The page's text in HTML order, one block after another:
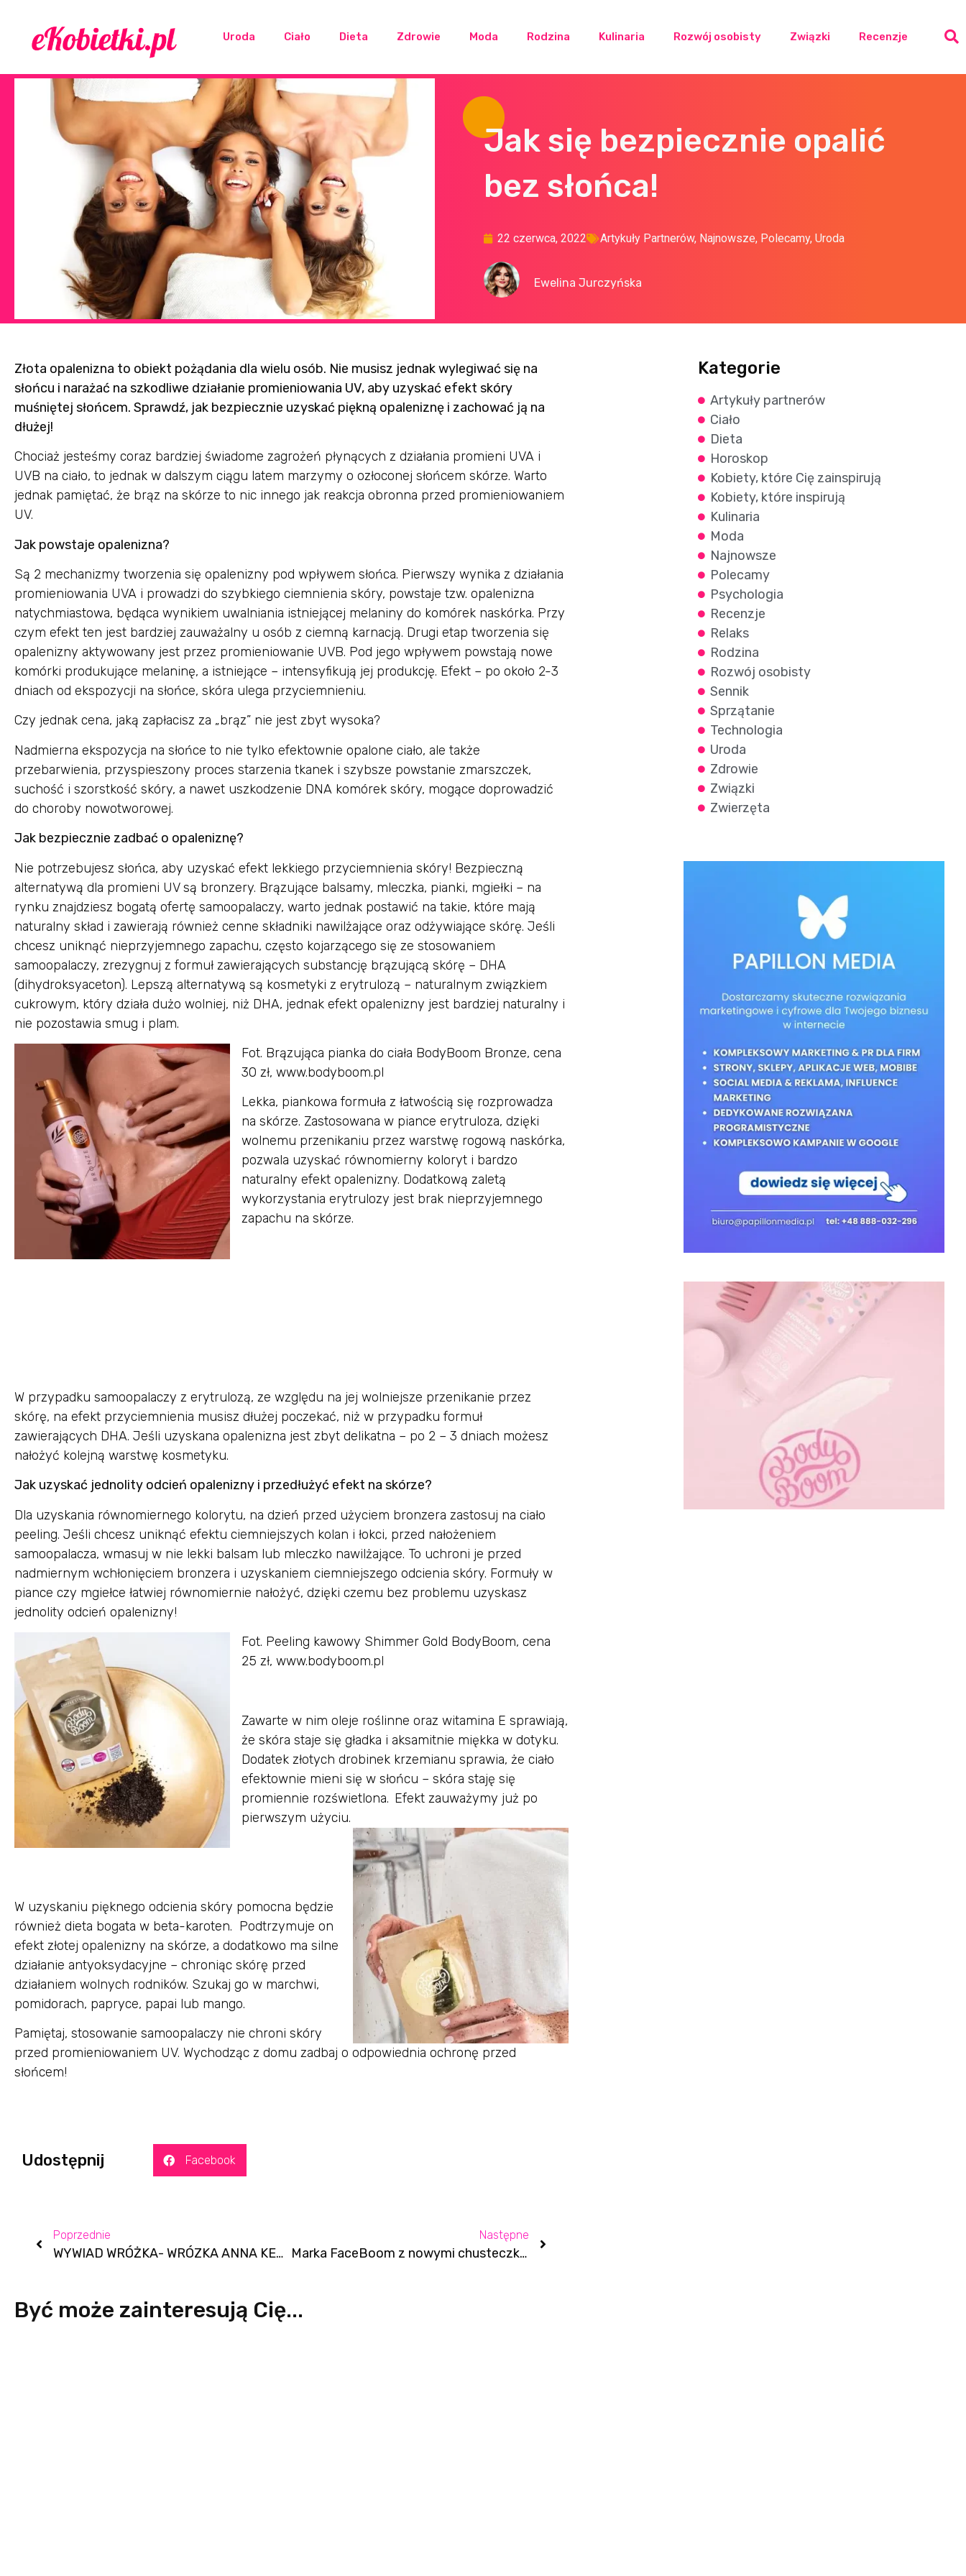
Uroda Ciało Dieta Zdrowie Moda Rodzina Kulinaria Rozwój osobisty Związki Recenzje
Jak się bezpiecznie opalić
bez słońca!
22 czerwca, 2022 Artykuły Partnerów, Najnowsze, Polecamy, Uroda
Ewelina Jurczyńska
Złota opalenizna to obiekt pożądania dla wielu osób. Nie musisz jednak wylegiwać się na
słońcu i narażać na szkodliwe działanie promieniowania UV, aby uzyskać efekt skóry
muśniętej słońcem. Sprawdź, jak bezpiecznie uzyskać piękną opaleniznę i zachować ją na
dłużej!
Chociaż jesteśmy coraz bardziej świadome zagrożeń płynących z działania promieni UVA i
UVB na ciało, to jednak w dalszym ciągu latem marzymy o ozłoconej słońcem skórze. Warto
jednak pamiętać, że brąz na skórze to nic innego jak reakcja obronna przed promieniowaniem
UV.
Jak powstaje opalenizna?
Są 2 mechanizmy tworzenia się opalenizny pod wpływem słońca. Pierwszy wynika z działania
promieniowania UVA i prowadzi do szybkiego ciemnienia skóry, powstaje tzw. opalenizna
natychmiastowa, będąca wynikiem uwalniania istniejącej melaniny do komórek naskórka. Przy
czym efekt ten jest bardziej zauważalny u osób z ciemną karnacją. Drugi etap tworzenia się
opalenizny aktywowany jest przez promieniowanie UVB. Pod jego wpływem powstają nowe
komórki produkujące melaninę, a istniejące – intensyfikują jej produkcję. Efekt – po około 2-3
dniach od ekspozycji na słońce, skóra ulega przyciemnieniu.
Czy jednak cena, jaką zapłacisz za „brąz” nie jest zbyt wysoka?
Nadmierna ekspozycja na słońce to nie tylko efektownie opalone ciało, ale także
przebarwienia, przyspieszony proces starzenia tkanek i szybsze powstanie zmarszczek,
suchość i szorstkość skóry, a nawet uszkodzenie DNA komórek skóry, mogące doprowadzić
do choroby nowotworowej.
Jak bezpiecznie zadbać o opaleniznę?
Nie potrzebujesz słońca, aby uzyskać efekt lekkiego przyciemnienia skóry! Bezpieczną
alternatywą dla promieni UV są bronzery. Brązujące balsamy, mleczka, pianki, mgiełki – na
rynku znajdziesz bogatą ofertę samoopalaczy, warto jednak postawić na takie, które mają
naturalny skład i zawierają również cenne składniki nawilżające oraz odżywiające skórę. Jeśli
chcesz uniknąć nieprzyjemnego zapachu, często kojarzącego się ze stosowaniem
samoopalaczy, zrezygnuj z formuł zawierających substancję brązującą skórę – DHA
(dihydroksyaceton). Lepszą alternatywą są kosmetyki z erytrulozą – naturalnym związkiem
cukrowym, który działa dużo wolniej, niż DHA, jednak efekt opalenizny jest bardziej naturalny i
nie pozostawia smug i plam.
Fot. Brązująca pianka do ciała BodyBoom Bronze, cena
30 zł, www.bodyboom.pl
Lekka, piankowa formuła z łatwością się rozprowadza
na skórze. Zastosowana w piance erytruloza, dzięki
wolnemu przenikaniu przez warstwę rogową naskórka,
pozwala uzyskać równomierny koloryt i bardzo
naturalny efekt opalenizny. Dodatkową zaletą
wykorzystania erytrulozy jest brak nieprzyjemnego
zapachu na skórze.
W przypadku samoopalaczy z erytrulozą, ze względu na jej wolniejsze przenikanie przez
skórę, na efekt przyciemnienia musisz dłużej poczekać, niż w przypadku formuł
zawierających DHA. Jeśli uzyskana opalenizna jest zbyt delikatna – po 2 – 3 dniach możesz
nałożyć kolejną warstwę kosmetyku.
Jak uzyskać jednolity odcień opalenizny i przedłużyć efekt na skórze?
Dla uzyskania równomiernego kolorytu, na dzień przed użyciem bronzera zastosuj na ciało
peeling. Jeśli chcesz uniknąć efektu ciemniejszych kolan i łokci, przed nałożeniem
samoopalacza, wmasuj w nie lekki balsam lub mleczko nawilżające. To uchroni je przed
nadmiernym wchłonięciem bronzera i uzyskaniem ciemniejszego odcienia skóry. Formuły w
piance czy mgiełce łatwiej równomiernie nałożyć, dzięki czemu bez problemu uzyskasz
jednolity odcień opalenizny!
Fot. Peeling kawowy Shimmer Gold BodyBoom, cena
25 zł, www.bodyboom.pl
Zawarte w nim oleje roślinne oraz witamina E sprawiają,
że skóra staje się gładka i aksamitnie miękka w dotyku.
Dodatek złotych drobinek krzemianu sprawia, że ciało
efektownie mieni się w słońcu – skóra staję się
promiennie rozświetlona. Efekt zauważymy już po
pierwszym użyciu.
W uzyskaniu pięknego odcienia skóry pomocna będzie
również dieta bogata w beta-karoten. Podtrzymuje on
efekt złotej opalenizny na skórze, a dodatkowo ma silne
działanie antyoksydacyjne – chroniąc skórę przed
działaniem wolnych rodników. Szukaj go w marchwi,
pomidorach, papryce, papai lub mango.
Pamiętaj, stosowanie samoopalaczy nie chroni skóry
przed promieniowaniem UV. Wychodząc z domu zadbaj o odpowiednia ochronę przed
słońcem!
Udostępnij Facebook
Poprzednie
WYWIAD WRÓŻKA- WRÓZKA ANNA KEMPISTY
Następne
Marka FaceBoom z nowymi chusteczkami do demakijażu
Być może zainteresują Cię...
Kategorie
Artykuły partnerów
Ciało
Dieta
Horoskop
Kobiety, które Cię zainspirują
Kobiety, które inspirują
Kulinaria
Moda
Najnowsze
Polecamy
Psychologia
Recenzje
Relaks
Rodzina
Rozwój osobisty
Sennik
Sprzątanie
Technologia
Uroda
Zdrowie
Związki
Zwierzęta